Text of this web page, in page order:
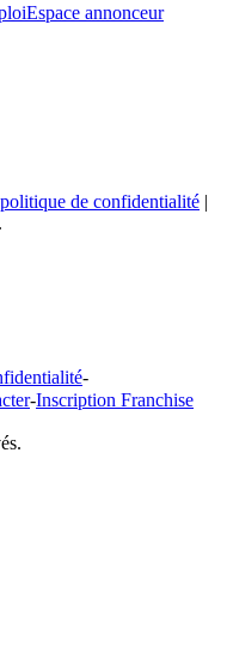
Espace annonceur
politique de confidentialité |
-
-Inscription Franchise